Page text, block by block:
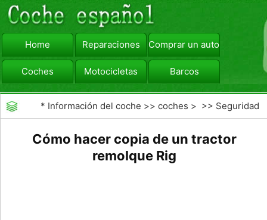
Home Reparaciones Comprar un automóvil
Coches Motocicletas Barcos
viajar Camiones
* Información del coche >>coches > >> Seguridad
Cómo hacer copia de un tractor
remolque Rig